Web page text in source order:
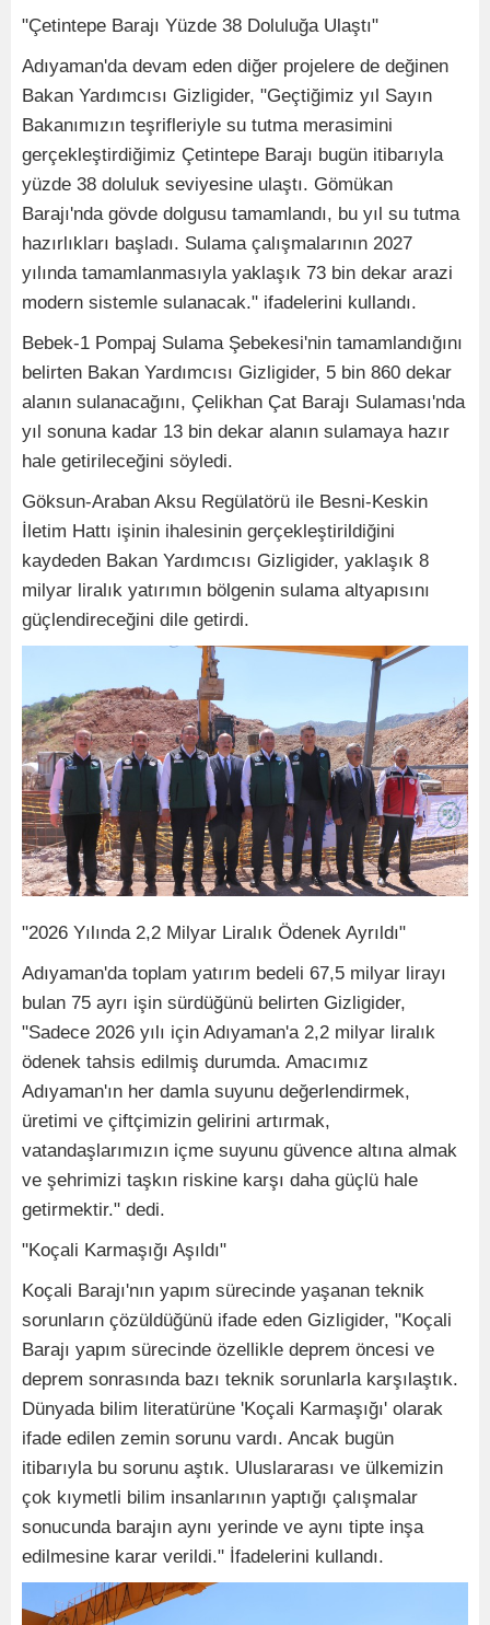
"Çetintepe Barajı Yüzde 38 Doluluğa Ulaştı"
Adıyaman'da devam eden diğer projelere de değinen
Bakan Yardımcısı Gizligider, "Geçtiğimiz yıl Sayın
Bakanımızın teşrifleriyle su tutma merasimini
gerçekleştirdiğimiz Çetintepe Barajı bugün itibarıyla
yüzde 38 doluluk seviyesine ulaştı. Gömükan
Barajı'nda gövde dolgusu tamamlandı, bu yıl su tutma
hazırlıkları başladı. Sulama çalışmalarının 2027
yılında tamamlanmasıyla yaklaşık 73 bin dekar arazi
modern sistemle sulanacak." ifadelerini kullandı.
Bebek-1 Pompaj Sulama Şebekesi'nin tamamlandığını
belirten Bakan Yardımcısı Gizligider, 5 bin 860 dekar
alanın sulanacağını, Çelikhan Çat Barajı Sulaması'nda
yıl sonuna kadar 13 bin dekar alanın sulamaya hazır
hale getirileceğini söyledi.
Göksun-Araban Aksu Regülatörü ile Besni-Keskin
İletim Hattı işinin ihalesinin gerçekleştirildiğini
kaydeden Bakan Yardımcısı Gizligider, yaklaşık 8
milyar liralık yatırımın bölgenin sulama altyapısını
güçlendireceğini dile getirdi.
"2026 Yılında 2,2 Milyar Liralık Ödenek Ayrıldı"
Adıyaman'da toplam yatırım bedeli 67,5 milyar lirayı
bulan 75 ayrı işin sürdüğünü belirten Gizligider,
"Sadece 2026 yılı için Adıyaman'a 2,2 milyar liralık
ödenek tahsis edilmiş durumda. Amacımız
Adıyaman'ın her damla suyunu değerlendirmek,
üretimi ve çiftçimizin gelirini artırmak,
vatandaşlarımızın içme suyunu güvence altına almak
ve şehrimizi taşkın riskine karşı daha güçlü hale
getirmektir." dedi.
"Koçali Karmaşığı Aşıldı"
Koçali Barajı'nın yapım sürecinde yaşanan teknik
sorunların çözüldüğünü ifade eden Gizligider, "Koçali
Barajı yapım sürecinde özellikle deprem öncesi ve
deprem sonrasında bazı teknik sorunlarla karşılaştık.
Dünyada bilim literatürüne 'Koçali Karmaşığı' olarak
ifade edilen zemin sorunu vardı. Ancak bugün
itibarıyla bu sorunu aştık. Uluslararası ve ülkemizin
çok kıymetli bilim insanlarının yaptığı çalışmalar
sonucunda barajın aynı yerinde ve aynı tipte inşa
edilmesine karar verildi." İfadelerini kullandı.